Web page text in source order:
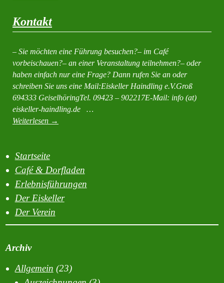
Kontakt
– Sie möchten eine Führung besuchen?– im Café
vorbeischauen?– an einer Veranstaltung teilnehmen?– oder
haben einfach nur eine Frage? Dann rufen Sie an oder
schreiben Sie uns eine Mail:Eiskeller Haindling e.V.Groß
694333 GeiselhöringTel. 09423 – 902217E-Mail: info (at)
eiskeller-haindling.de …
Weiterlesen →
Startseite
Café & Dorfladen
Erlebnisführungen
Der Eiskeller
Der Verein
Archiv
Allgemein (23)